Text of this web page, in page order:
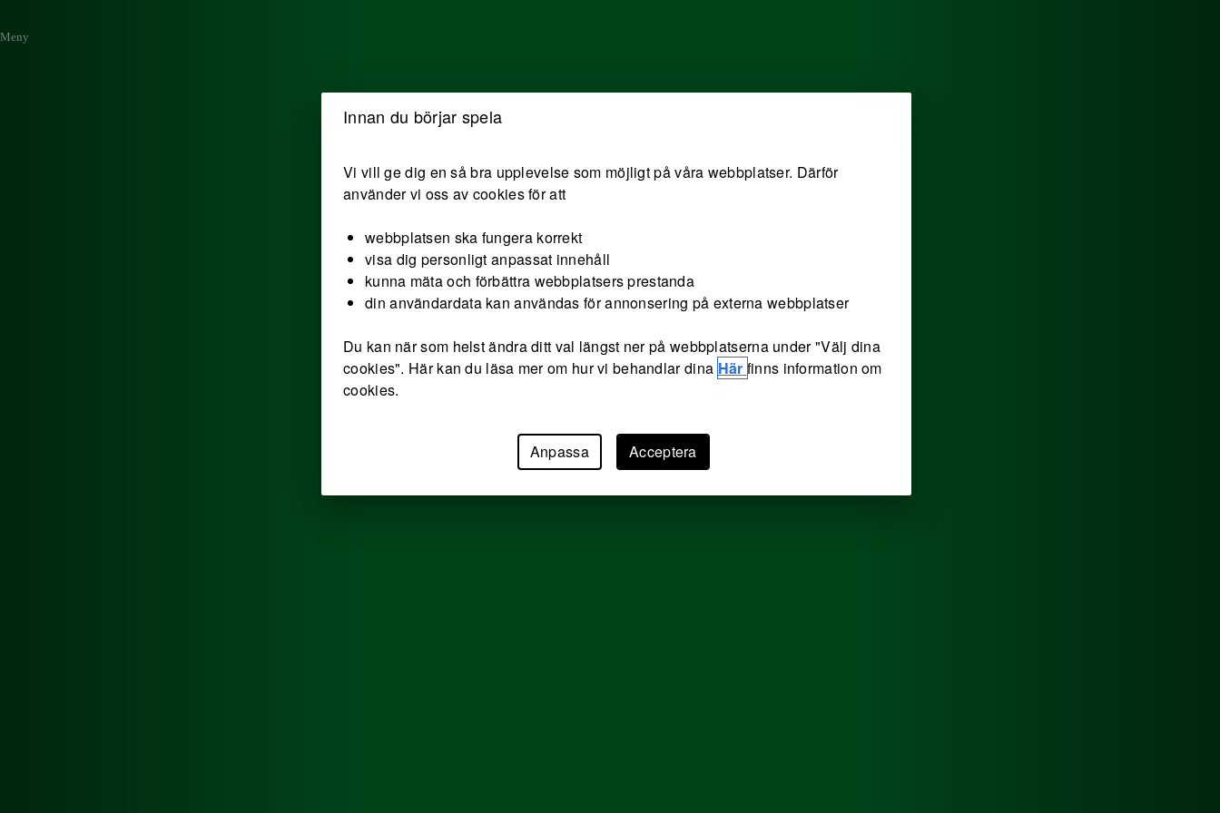
Meny
Innan du börjar spela
Vi vill ge dig en så bra upplevelse som möjligt på våra webbplatser. Därför
använder vi oss av cookies för att
webbplatsen ska fungera korrekt
visa dig personligt anpassat innehåll
kunna mäta och förbättra webbplatsers prestanda
din användardata kan användas för annonsering på externa webbplatser
Du kan när som helst ändra ditt val längst ner på webbplatserna under "Välj dina
cookies". Här kan du läsa mer om hur vi behandlar dina Här finns information om
cookies.
Anpassa Acceptera